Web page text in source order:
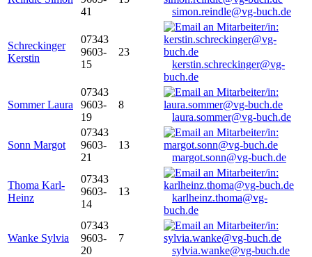
41
simon.reindle@vg-buch.de
Schreckinger
Kerstin
07343
9603-
15
23
kerstin.schreckinger@vg-
buch.de
Sommer Laura
07343
9603-
19
8
laura.sommer@vg-buch.de
Sonn Margot
07343
9603-
21
13
margot.sonn@vg-buch.de
Thoma Karl-
Heinz
07343
9603-
14
13
karlheinz.thoma@vg-
buch.de
Wanke Sylvia
07343
9603-
20
7
sylvia.wanke@vg-buch.de